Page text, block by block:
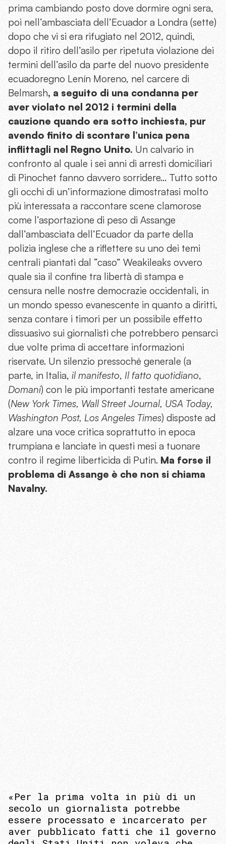
prima cambiando posto dove dormire ogni sera,
poi nell’ambasciata dell’Ecuador a Londra (sette)
dopo che vi si era rifugiato nel 2012, quindi,
dopo il ritiro dell’asilo per ripetuta violazione dei
termini dell’asilo da parte del nuovo presidente
ecuadoregno Lenín Moreno, nel carcere di
Belmarsh, a seguito di una condanna per
aver violato nel 2012 i termini della
cauzione quando era sotto inchiesta, pur
avendo finito di scontare l’unica pena
inflittagli nel Regno Unito. Un calvario in
confronto al quale i sei anni di arresti domiciliari
di Pinochet fanno davvero sorridere… Tutto sotto
gli occhi di un’informazione dimostratasi molto
più interessata a raccontare scene clamorose
come l’asportazione di peso di Assange
dall’ambasciata dell’Ecuador da parte della
polizia inglese che a riflettere su uno dei temi
centrali piantati dal “caso” Weakileaks ovvero
quale sia il confine tra libertà di stampa e
censura nelle nostre democrazie occidentali, in
un mondo spesso evanescente in quanto a diritti,
senza contare i timori per un possibile effetto
dissuasivo sui giornalisti che potrebbero pensarci
due volte prima di accettare informazioni
riservate. Un silenzio pressoché generale (a
parte, in Italia, il manifesto, Il fatto quotidiano,
Domani) con le più importanti testate americane
(New York Times, Wall Street Journal, USA Today,
Washington Post, Los Angeles Times) disposte ad
alzare una voce critica soprattutto in epoca
trumpiana e lanciate in questi mesi a tuonare
contro il regime liberticida di Putin. Ma forse il
problema di Assange è che non si chiama
Navalny.
«Per la prima volta in più di un
secolo un giornalista potrebbe
essere processato e incarcerato per
aver pubblicato fatti che il governo